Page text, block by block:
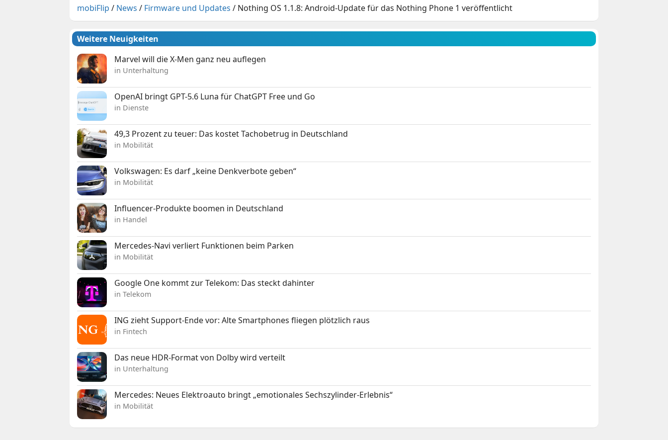
mobiFlip / News / Firmware und Updates / Nothing OS 1.1.8: Android-Update für das Nothing Phone 1 veröffentlicht
Weitere Neuigkeiten
Marvel will die X-Men ganz neu auflegen
in Unterhaltung
OpenAI bringt GPT-5.6 Luna für ChatGPT Free und Go
in Dienste
49,3 Prozent zu teuer: Das kostet Tachobetrug in Deutschland
in Mobilität
Volkswagen: Es darf „keine Denkverbote geben“
in Mobilität
Influencer-Produkte boomen in Deutschland
in Handel
Mercedes-Navi verliert Funktionen beim Parken
in Mobilität
Google One kommt zur Telekom: Das steckt dahinter
in Telekom
ING zieht Support-Ende vor: Alte Smartphones fliegen plötzlich raus
in Fintech
Das neue HDR-Format von Dolby wird verteilt
in Unterhaltung
Mercedes: Neues Elektroauto bringt „emotionales Sechszylinder-Erlebnis“
in Mobilität